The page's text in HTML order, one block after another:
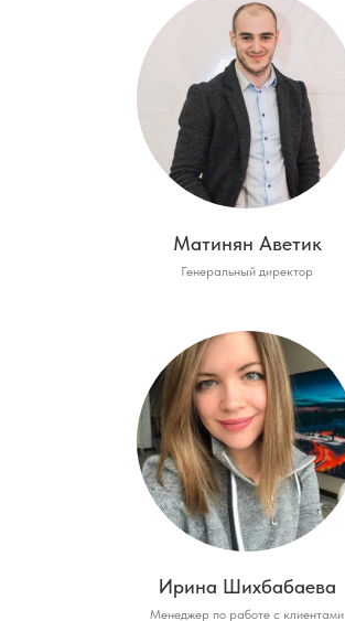
Матинян Аветик
Генеральный директор
Ирина Шихбабаева
Менеджер по работе с клиентами